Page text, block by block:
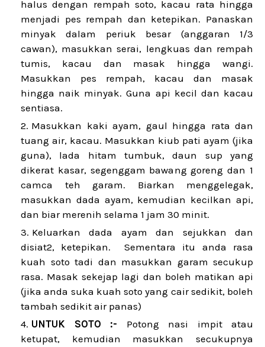
halus dengan rempah soto, kacau rata hingga
menjadi pes rempah dan ketepikan. Panaskan
minyak dalam periuk besar (anggaran 1/3
cawan), masukkan serai, lengkuas dan rempah
tumis, kacau dan masak hingga wangi.
Masukkan pes rempah, kacau dan masak
hingga naik minyak. Guna api kecil dan kacau
sentiasa.
Masukkan kaki ayam, gaul hingga rata dan
tuang air, kacau. Masukkan kiub pati ayam (jika
guna), lada hitam tumbuk, daun sup yang
dikerat kasar, segenggam bawang goreng dan 1
camca teh garam. Biarkan menggelegak,
masukkan dada ayam, kemudian kecilkan api,
dan biar merenih selama 1 jam 30 minit.
Keluarkan dada ayam dan sejukkan dan
disiat2, ketepikan. Sementara itu anda rasa
kuah soto tadi dan masukkan garam secukup
rasa. Masak sekejap lagi dan boleh matikan api
(jika anda suka kuah soto yang cair sedikit, boleh
tambah sedikit air panas)
UNTUK SOTO :- Potong nasi impit atau
ketupat, kemudian masukkan secukupnya